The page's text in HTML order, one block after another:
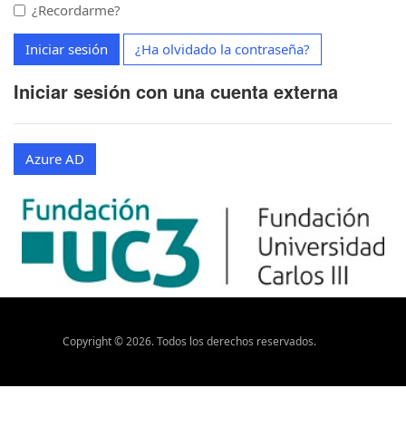
¿Recordarme?
Iniciar sesión ¿Ha olvidado la contraseña?
Iniciar sesión con una cuenta externa
Azure AD
Copyright ©2026. Todos los derechos reservados.